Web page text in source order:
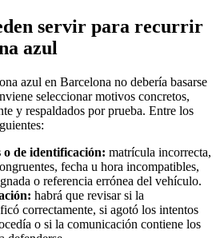
servir para recurrir
azul
azul en Barcelona no debería basarse
seleccionar motivos concretos,
y respaldados por prueba. Entre los
de identificación: matrícula incorrecta,
fecha u hora incompatibles,
o referencia errónea del vehículo.
habrá que revisar si la
correctamente, si agotó los intentos
o si la comunicación contiene los